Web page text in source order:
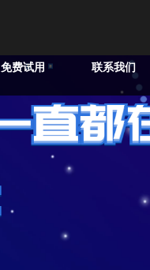
免费试用 联系我们